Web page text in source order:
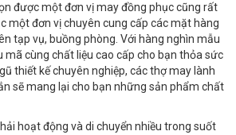
được một đơn vị may đồng phục cũng rất
một đơn vị chuyên cung cấp các mặt hàng
tạp vụ, buồng phòng. Với hàng nghìn mẫu
mã cùng chất liệu cao cấp cho bạn thỏa sức
thiết kế chuyên nghiệp, các thợ may lành
sẽ mang lại cho bạn những sản phẩm chất
hoạt động và di chuyển nhiều trong suốt